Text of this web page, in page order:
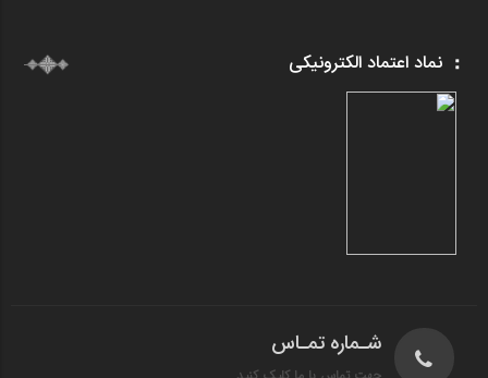
نماد اعتماد الکترونیکی
شـماره تمـاس